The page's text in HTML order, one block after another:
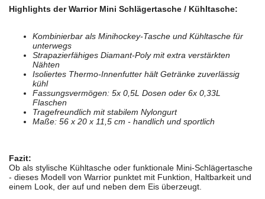
Highlights der Warrior Mini Schlägertasche / Kühltasche:
Kombinierbar als Minihockey-Tasche und Kühltasche für
unterwegs
Strapazierfähiges Diamant-Poly mit extra verstärkten
Nähten
Isoliertes Thermo-Innenfutter hält Getränke zuverlässig
kühl
Fassungsvermögen: 5x 0,5L Dosen oder 6x 0,33L
Flaschen
Tragefreundlich mit stabilem Nylongurt
Maße: 56 x 20 x 11,5 cm - handlich und sportlich
Fazit:
Ob als stylische Kühltasche oder funktionale Mini-Schlägertasche
- dieses Modell von Warrior punktet mit Funktion, Haltbarkeit und
einem Look, der auf und neben dem Eis überzeugt.